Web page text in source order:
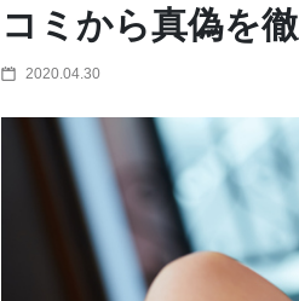
コミから真偽を徹
2020.04.30